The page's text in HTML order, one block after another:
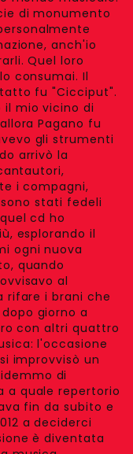
di monumento
anch'io
Quel loro
consumai. Il
fu "Cicciput".
il mio vicino di
Pagano fu
gli strumenti
arrivò la
i compagni,
stati fedeli
cd ho
esplorando il
ogni nuova
quando
al
rifare i brani che
giorno a
con altri quattro
l'occasione
improvvisò un
di
a quale repertorio
fin da subito e
a deciderci
è diventata